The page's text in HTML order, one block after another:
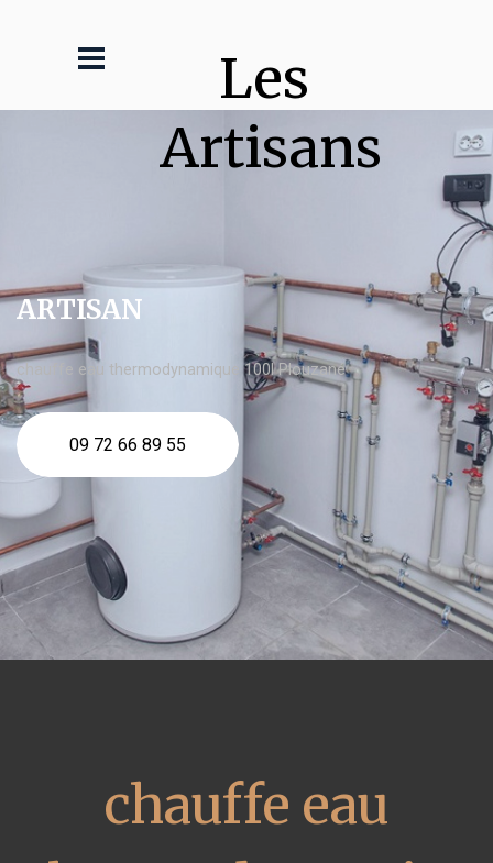
Les
Artisans
ARTISAN
chauffe eau thermodynamique 100l Plouzané
09 72 66 89 55
chauffe eau